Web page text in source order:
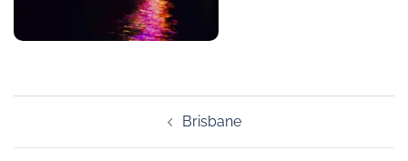
navigation
Brisbane